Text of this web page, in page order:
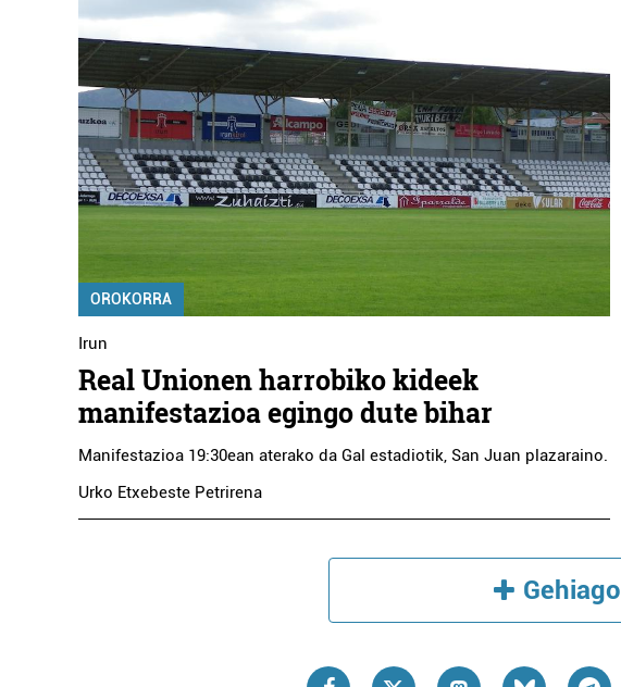
OROKORRA
Irun
Real Unionen harrobiko kideek
manifestazioa egingo dute bihar
Manifestazioa 19:30ean aterako da Gal estadiotik, San Juan plazaraino.
Urko Etxebeste Petrirena
Gehiago